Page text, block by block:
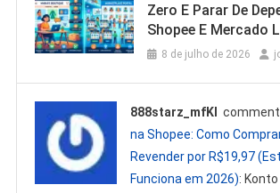
Zero E Parar De
Shopee E Mercado
8 de julho de 2026
888starz_mfKl
na Shopee: Como
Revender por R$19,97
Funciona em 2026):